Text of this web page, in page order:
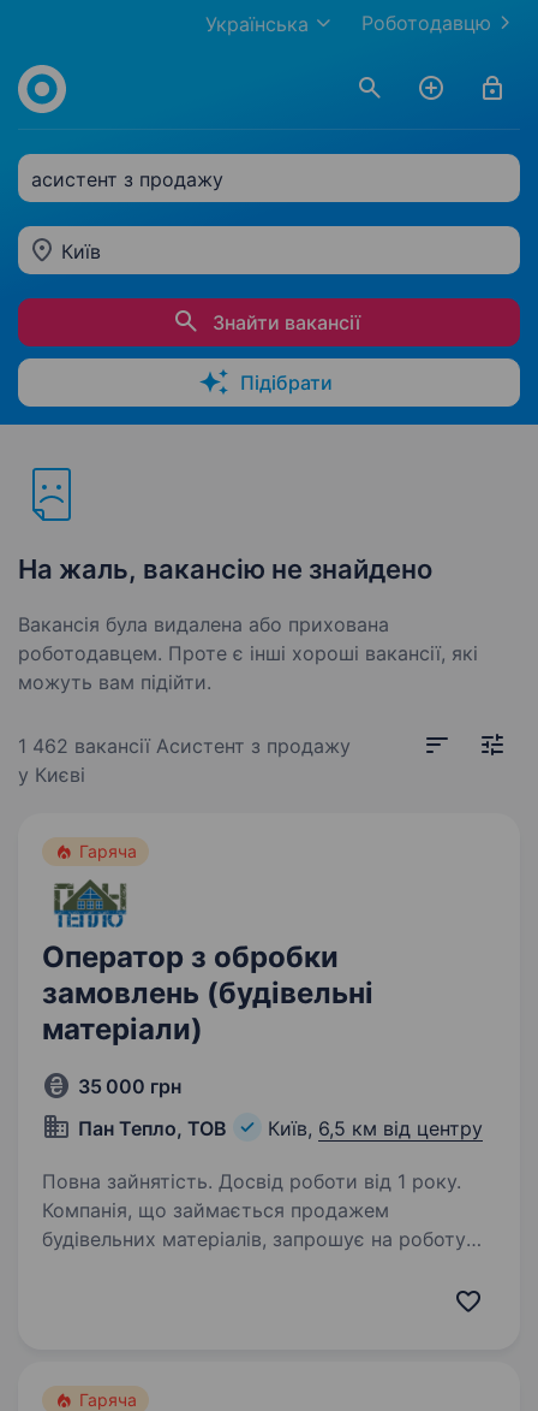
Роботодавцю
Українська
асистент з продажу
Київ
Знайти вакансії
Підібрати
На жаль, вакансію не знайдено
Вакансія була видалена або прихована
роботодавцем. Проте є інші хороші вакансії, які
можуть вам підійти.
1 462 вакансії Асистент з продажу
у Києві
Гаряча
Оператор з обробки
замовлень (будівельні
матеріали)
35 000 грн
Пан Тепло, ТОВ
Київ, 6,5 км від центру
Повна зайнятість. Досвід роботи від 1 року.
Компанія, що займається продажем
будівельних матеріалів, запрошує на роботу
Гаряча